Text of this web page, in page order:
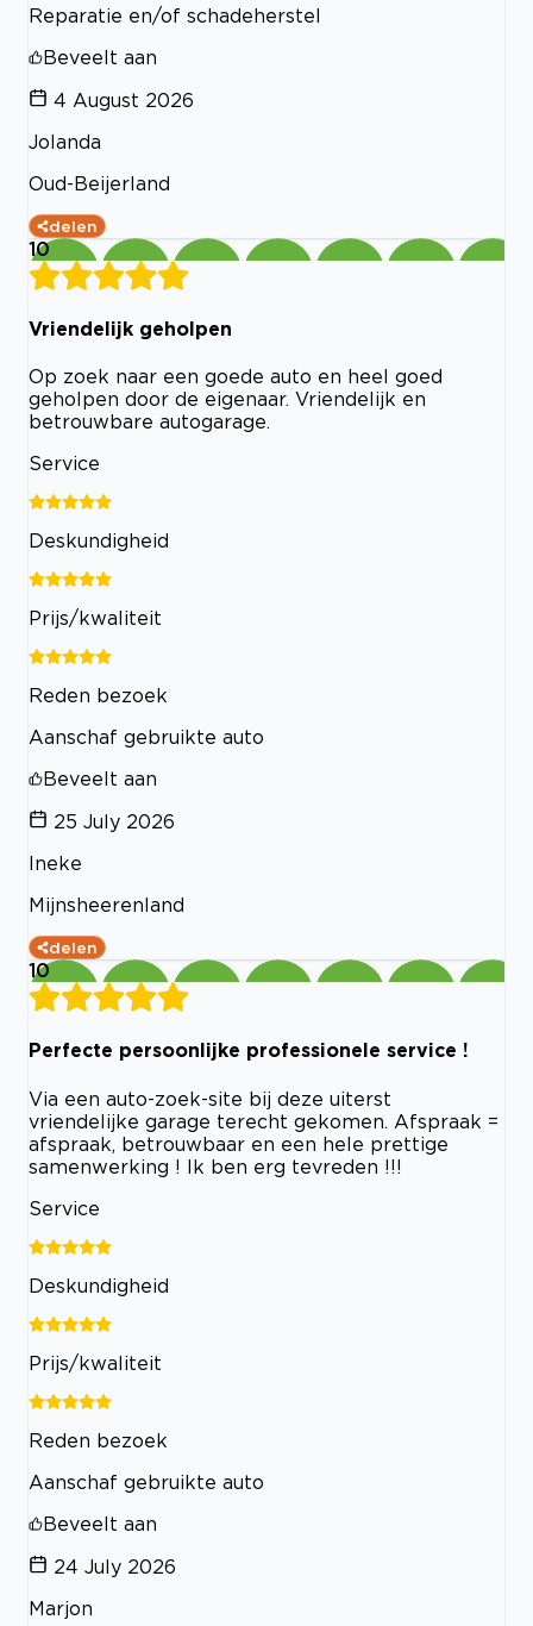
Reparatie en/of schadeherstel
Beveelt aan
4 August 2026
Jolanda
Oud-Beijerland
delen
10
Vriendelijk geholpen
Op zoek naar een goede auto en heel goed
geholpen door de eigenaar. Vriendelijk en
betrouwbare autogarage.
Service
Deskundigheid
Prijs/kwaliteit
Reden bezoek
Aanschaf gebruikte auto
Beveelt aan
25 July 2026
Ineke
Mijnsheerenland
delen
10
Perfecte persoonlijke professionele service !
Via een auto-zoek-site bij deze uiterst
vriendelijke garage terecht gekomen. Afspraak =
afspraak, betrouwbaar en een hele prettige
samenwerking ! Ik ben erg tevreden !!!
Service
Deskundigheid
Prijs/kwaliteit
Reden bezoek
Aanschaf gebruikte auto
Beveelt aan
24 July 2026
Marjon